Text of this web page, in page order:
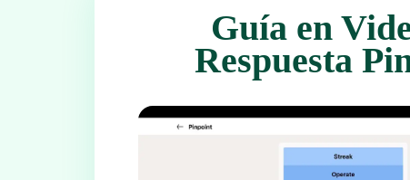
Guía en
Respuesta